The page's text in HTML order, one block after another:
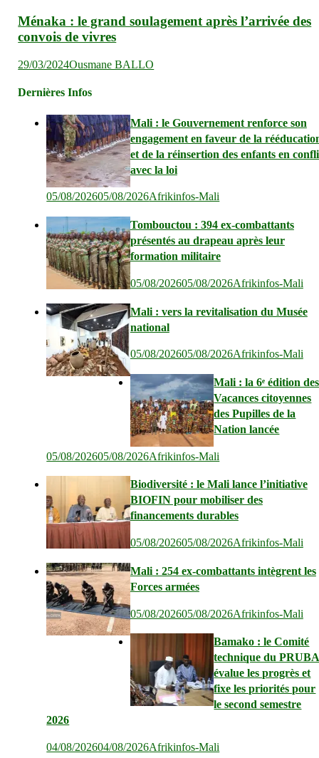
Ménaka : le grand soulagement après l’arrivée des
convois de vivres
29/03/2024Ousmane BALLO
Dernières Infos
Mali : le Gouvernement renforce son
engagement en faveur de la
et de la réinsertion des enfants en
avec la loi
05/08/202605/08/2026Afrikinfos-Mali
Tombouctou : 394 ex-combattants
présentés au drapeau après leur
formation militaire
05/08/202605/08/2026Afrikinfos-Mali
Mali : vers la revitalisation du Musée
national
05/08/202605/08/2026Afrikinfos-Mali
Mali : la 6ᵉ édition des
Vacances citoyennes
des Pupilles de la
Nation lancée
05/08/202605/08/2026Afrikinfos-Mali
Biodiversité : le Mali lance l’initiative
BIOFIN pour mobiliser des
financements durables
05/08/202605/08/2026Afrikinfos-Mali
Mali : 254 ex-combattants intègrent les
Forces armées
05/08/202605/08/2026Afrikinfos-Mali
Bamako : le Comité
technique du
évalue les progrès et
fixe les priorités pour
le second semestre
2026
04/08/202604/08/2026Afrikinfos-Mali